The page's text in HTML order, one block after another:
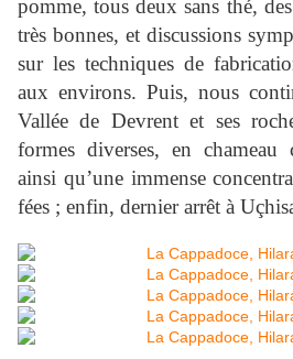
pomme, tous deux sans thé,
très bonnes, et discussions
sur les techniques de
aux environs. Puis, nous
Vallée de Devrent et ses
formes diverses, en chameau
ainsi qu’une immense
fées ; enfin, dernier arrêt à